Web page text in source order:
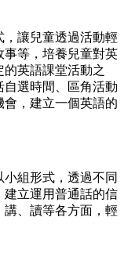
讓兒童透過活動輕
事等，培養兒童對英
英語課堂活動之
選時間、區角活動
會，建立一個英語的
組形式，透過不同
建立運用普通話的信
、讀等各方面，輕